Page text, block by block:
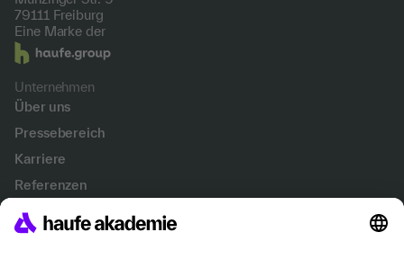
79111 Freiburg
Eine Marke der
Unternehmen
Über uns
Pressebereich
Karriere
Referenzen
Soziale Verantwortung
Fakten